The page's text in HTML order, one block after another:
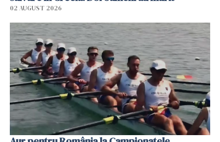
02 AUGUST 2026